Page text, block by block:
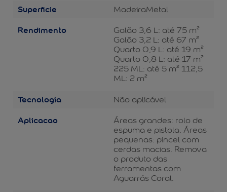
Superficie MadeiraMetal
Rendimento
Galão 3,6 L: até 75 m²
Galão 3,2 L: até 67 m²
Quarto 0,9 L: até 19 m²
Quarto 0,8 L: até 17 m²
225 ML: até 5 m² 112,5
ML: 2 m²
Tecnologia Não aplicável
Aplicacao
Áreas grandes: rolo de
espuma e pistola. Áreas
pequenas: pincel com
cerdas macias. Remova
o produto das
ferramentas com
Aguarrás Coral.